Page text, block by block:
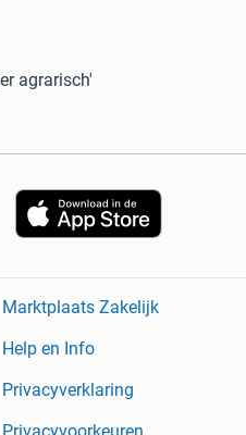
agrarisch'
Marktplaats Zakelijk
Help en Info
Privacyverklaring